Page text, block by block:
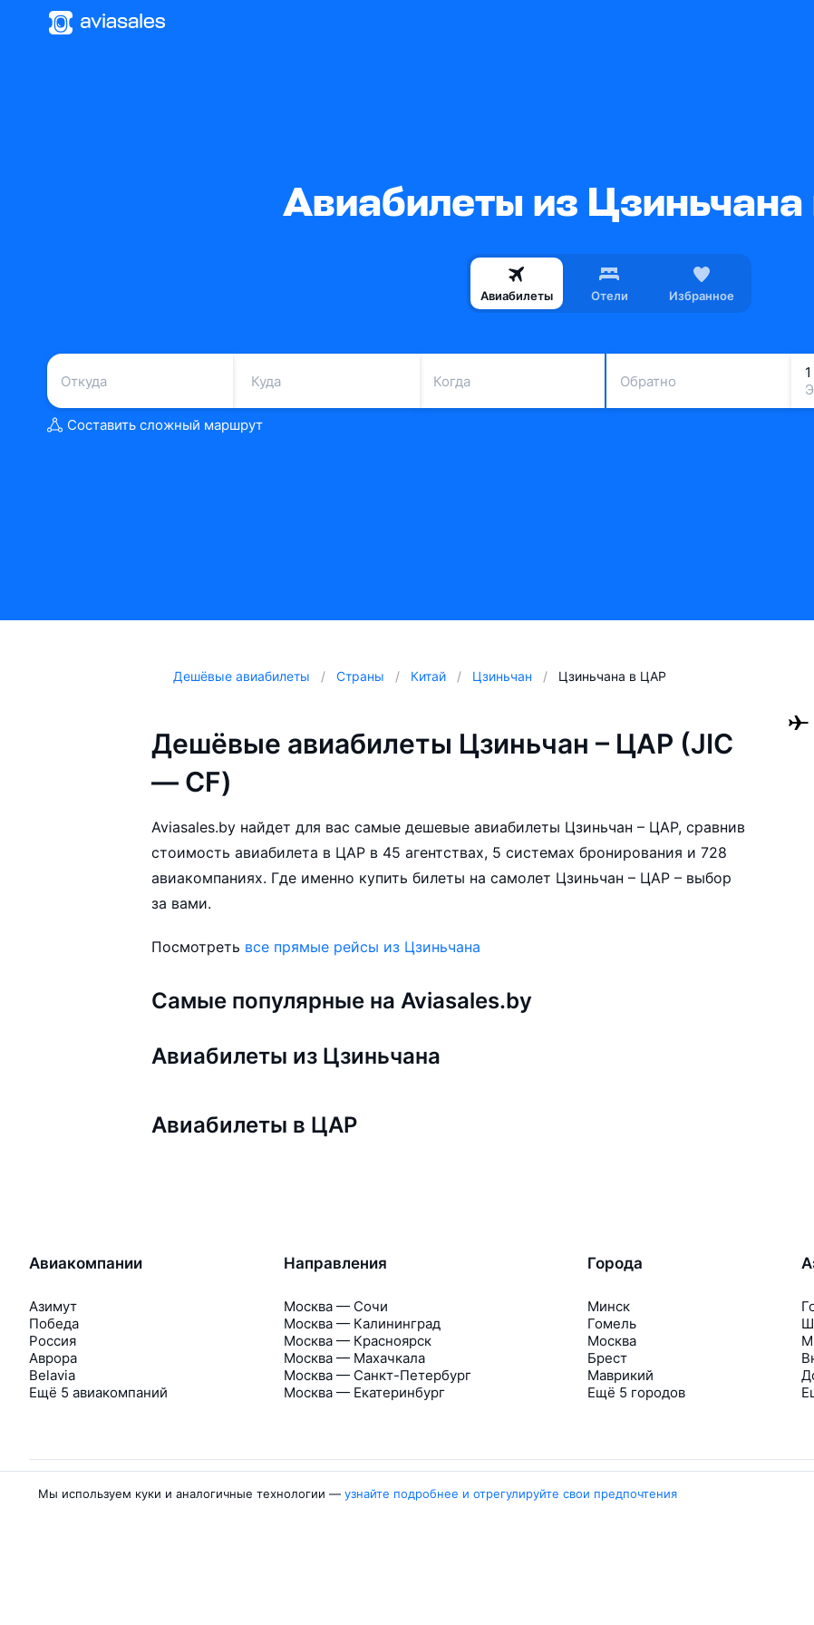
Авиабилеты из
Авиабилеты Отели Избранное
Когда Обратно
Составить сложный маршрут
Дешёвые авиабилеты Страны Китай Цзиньчан Цзиньчана в ЦАР
Дешёвые авиабилеты Цзиньчан – ЦАР (JIC
— CF)
Aviasales.by найдет для вас самые дешевые авиабилеты Цзиньчан – ЦАР, сравнив
стоимость авиабилета в ЦАР в 45 агентствах, 5 системах бронирования и 728
авиакомпаниях. Где именно купить билеты на самолет Цзиньчан – ЦАР – выбор
за вами.
Посмотреть все прямые рейсы из Цзиньчана
Самые популярные на Aviasales.by
Авиабилеты из Цзиньчана
Авиабилеты в ЦАР
Авиакомпании
Азимут
Победа
Россия
Аврора
Belavia
Ещё 5 авиакомпаний
Направления
Москва — Сочи
Москва — Калининград
Москва — Красноярск
Москва — Махачкала
Москва — Санкт-Петербург
Москва — Екатеринбург
Города
Минск
Гомель
Москва
Брест
Маврикий
Ещё 5 городов
Мы используем куки и аналогичные технологии — узнайте подробнее и отрегулируйте свои предпочтения